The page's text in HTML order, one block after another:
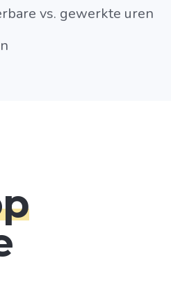
vs. gewerkte uren